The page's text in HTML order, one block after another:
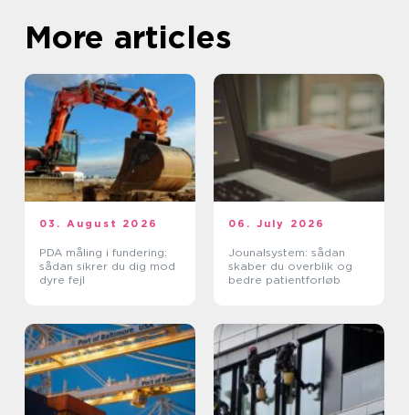
More articles
03. August 2026
PDA måling i fundering:
sådan sikrer du dig mod
dyre fejl
06. July 2026
Jounalsystem: sådan
skaber du overblik og
bedre patientforløb